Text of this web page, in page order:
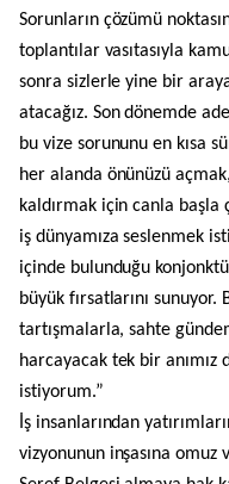
Sorunların çözümü
toplantılar vasıtasıyla
sonra sizlerle yine bir
atacağız. Son dönemde
bu vize sorununu en kısa
her alanda önünüzü
kaldırmak için canla başla
iş dünyamıza seslenmek
içinde bulunduğu
büyük fırsatlarını
tartışmalarla, sahte
harcayacak tek bir anımız
istiyorum.”
İş insanlarından
vizyonunun inşasına